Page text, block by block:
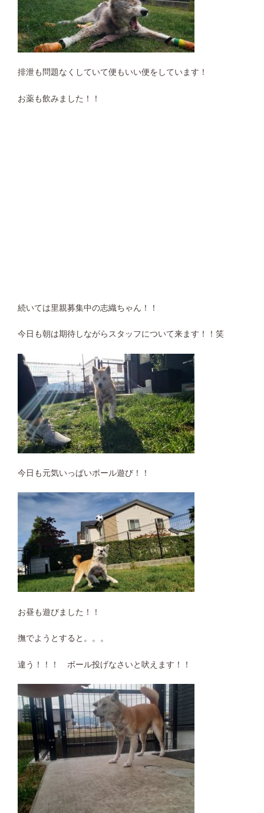
排泄も問題なくしていて便もいい便をしています！
お薬も飲みました！！
続いては里親募集中の志織ちゃん！！
今日も朝は期待しながらスタッフについて来ます！！笑
今日も元気いっぱいボール遊び！！
お昼も遊びました！！
撫でようとすると。。。
違う！！！ ボール投げなさいと吠えます！！